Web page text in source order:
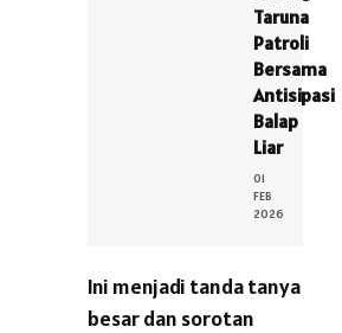
Taruna
Patroli
Bersama
Antisipasi
Balap
Liar
01
FEB
2026
Ini menjadi tanda tanya
besar dan sorotan